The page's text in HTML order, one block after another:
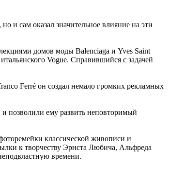
и сам оказал значительное влияние на эти
домов моды Balenciaga и Yves Saint
Vogue. Справившийся с задачей
Ferré он создал немало громких рекламных
и позволили ему развить неповторимый
классической живописи и
к творчеству Эрнста Любича, Альфреда
времени.